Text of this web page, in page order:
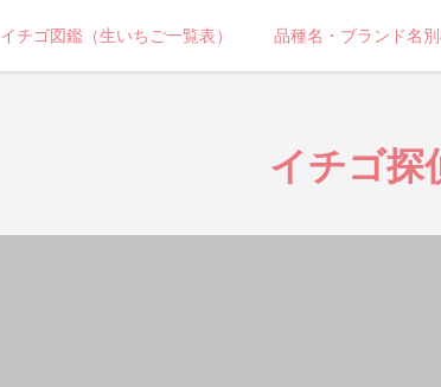
イチゴ図鑑（生いちご一覧表） 品種名・ブランド名
イチゴ探